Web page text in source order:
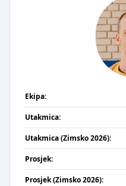
Ekipa:
Utakmica:
Utakmica (Zimsko 2026):
Prosjek:
Prosjek (Zimsko 2026):